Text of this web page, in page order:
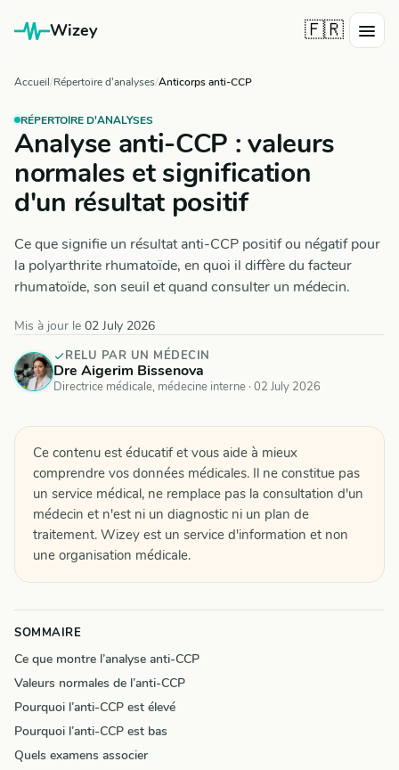
Wizey 🇫🇷
Accueil Répertoire d'analyses Anticorps anti-CCP
RÉPERTOIRE D'ANALYSES
Analyse anti-CCP : valeurs
normales et signification
d'un résultat positif
Ce que signifie un résultat anti-CCP positif ou négatif pour
la polyarthrite rhumatoïde, en quoi il diffère du facteur
rhumatoïde, son seuil et quand consulter un médecin.
Mis à jour le 02 July 2026
RELU PAR UN MÉDECIN
Dre Aigerim Bissenova
Directrice médicale, médecine interne · 02 July 2026
Ce contenu est éducatif et vous aide à mieux
comprendre vos données médicales. Il ne constitue pas
un service médical, ne remplace pas la consultation d'un
médecin et n'est ni un diagnostic ni un plan de
traitement. Wizey est un service d'information et non
une organisation médicale.
SOMMAIRE
Ce que montre l’analyse anti-CCP
Valeurs normales de l’anti-CCP
Pourquoi l’anti-CCP est élevé
Pourquoi l’anti-CCP est bas
Quels examens associer